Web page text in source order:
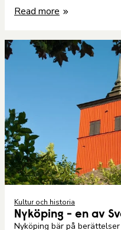
Read more
Kultur och historia
Nyköping - en av
Nyköping bär på